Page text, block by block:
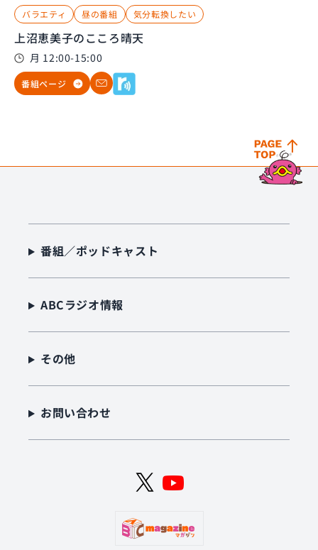
バラエティ 昼の番組 気分転換したい
上沼恵美子のこころ晴天
月 12:00-15:00
番組ページ
番組／ポッドキャスト
ABCラジオ情報
その他
お問い合わせ